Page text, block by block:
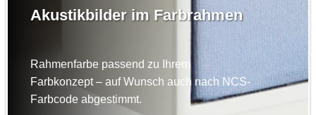
Akustikbilder im Farbrahmen
Rahmenfarbe passend zu Ihrem
Farbkonzept – auf Wunsch auch nach NCS-
Farbcode abgestimmt.